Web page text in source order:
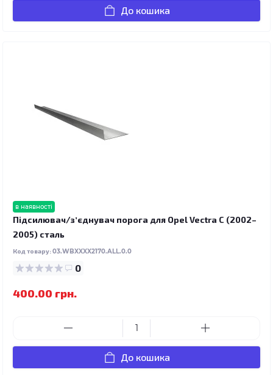
До кошика
в наявності
Підсилювач/зʼєднувач порога для Opel Vectra C (2002–
2005) сталь
Код товару:03.WBXXXX2170.ALL.0.0
0
400.00 грн.
До кошика